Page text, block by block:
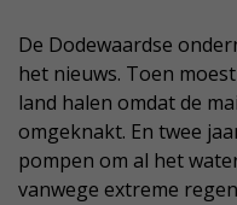
De Dodewaardse
het nieuws. Toen
land halen omdat de
omgeknakt. En twee
pompen om al het
vanwege extreme